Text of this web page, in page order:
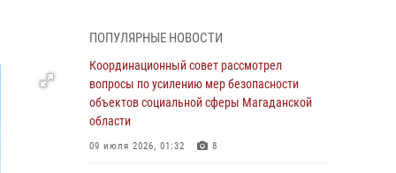
подшефных кадет с победой в «Зарнице 2.0»
20 июля 2026, 04:02 8
При содействии СОБР Росгвардии в
Магадане задержан подозреваемый в
экстремизме
ПОПУЛЯРНЫЕ НОВОСТИ
Координационный совет рассмотрел
вопросы по усилению мер безопасности
объектов социальной сферы Магаданской
области
09 июля 2026, 01:32 8